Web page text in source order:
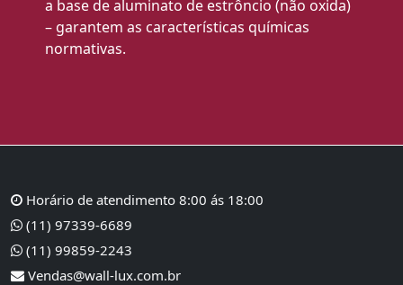
a base de aluminato de estrôncio (não oxida)
– garantem as características químicas
normativas.
Horário de atendimento 8:00 ás 18:00
(11) 97339-6689
(11) 99859-2243
Vendas@wall-lux.com.br